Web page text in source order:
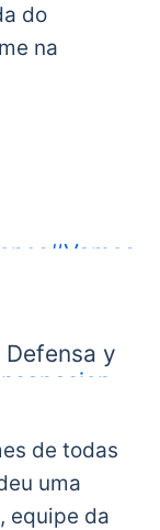
do
na
#Vamos
2021
y
de todas
uma
equipe da